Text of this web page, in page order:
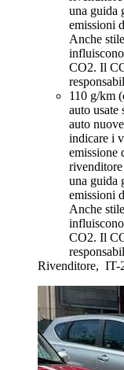
una guida
emissioni
Anche
CO2. Il
110 g/km
auto
auto
indicare i
emissione
una guida
emissioni
Anche
CO2. Il
Rivenditore, IT-